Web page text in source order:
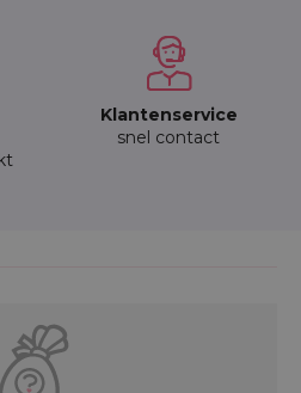
Klantenservice
snel contact